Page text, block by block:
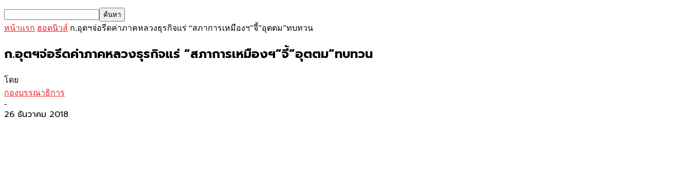
หน้าแรก ฮอตนิวส์ ก.อุตฯจ่อรีดค่าภาคหลวงธุรกิจแร่ “สภาการเหมืองฯ”จี้”อุตตม”ทบทวน
ก.อุตฯจ่อรีดค่าภาคหลวงธุรกิจแร่ “สภาการเหมืองฯ”จี้”อุตตม”ทบทวน
โดย
กองบรรณาธิการ
-
26 ธันวาคม 2018